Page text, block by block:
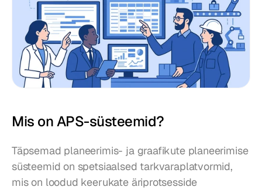
Mis on APS-süsteemid?
Täpsemad planeerimis- ja graafikute planeerimise
süsteemid on spetsiaalsed tarkvaraplatvormid,
mis on loodud keerukate äriprotsesside